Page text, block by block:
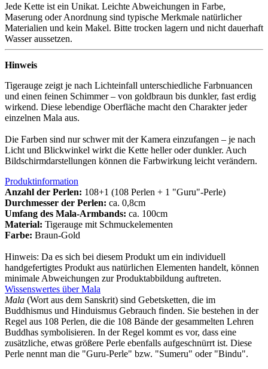
Jede Kette ist ein Unikat. Leichte Abweichungen in Farbe,
Maserung oder Anordnung sind typische Merkmale natürlicher
Materialien und kein Makel. Bitte trocken lagern und nicht dauerhaft
Wasser aussetzen.
Hinweis
Tigerauge zeigt je nach Lichteinfall unterschiedliche Farbnuancen
und einen feinen Schimmer – von goldbraun bis dunkler, fast erdig
wirkend. Diese lebendige Oberfläche macht den Charakter jeder
einzelnen Mala aus.
Die Farben sind nur schwer mit der Kamera einzufangen – je nach
Licht und Blickwinkel wirkt die Kette heller oder dunkler. Auch
Bildschirmdarstellungen können die Farbwirkung leicht verändern.
Produktinformation
Anzahl der Perlen: 108+1 (108 Perlen + 1 "Guru"-Perle)
Durchmesser der Perlen: ca. 0,8cm
Umfang des Mala-Armbands: ca. 100cm
Material: Tigerauge mit Schmuckelementen
Farbe: Braun-Gold
Hinweis: Da es sich bei diesem Produkt um ein individuell
handgefertigtes Produkt aus natürlichen Elementen handelt, können
minimale Abweichungen zur Produktabbildung auftreten.
Wissenswertes über Mala
Mala (Wort aus dem Sanskrit) sind Gebetsketten, die im
Buddhismus und Hinduismus Gebrauch finden. Sie bestehen in der
Regel aus 108 Perlen, die die 108 Bände der gesammelten Lehren
Buddhas symbolisieren. In der Regel kommt es vor, dass eine
zusätzliche, etwas größere Perle ebenfalls aufgeschnürrt ist. Diese
Perle nennt man die "Guru-Perle" bzw. "Sumeru" oder "Bindu".